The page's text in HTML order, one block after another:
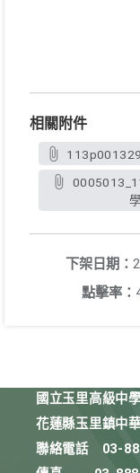
相關附件
下架日期：
點擊率：
國立玉里高級中
花蓮縣玉里鎮中
聯絡電話
03-